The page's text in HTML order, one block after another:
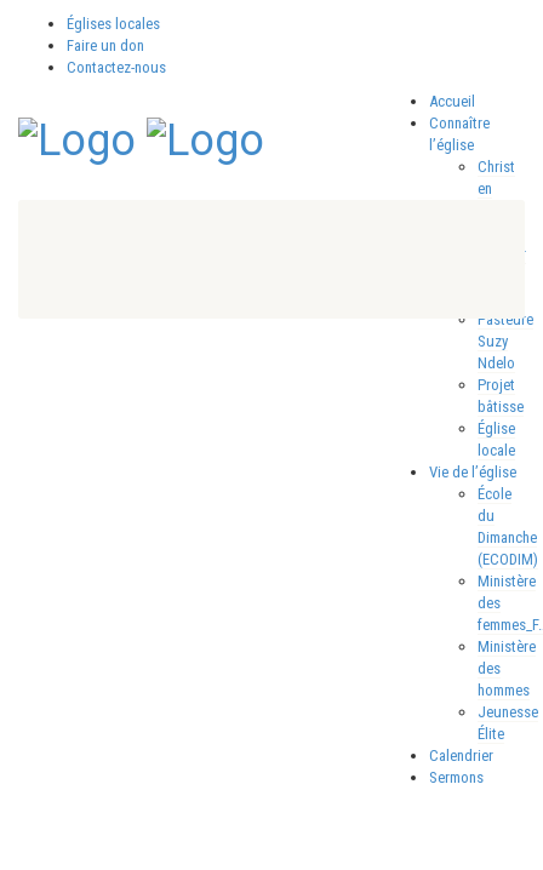
Églises locales
Faire un don
Contactez-nous
Accueil
Connaître
l’église
Christ
en
Pasteur
Pasteure
Suzy
Ndelo
Projet
bâtisse
Église
locale
Vie de l’église
École
du
Dimanche
(ECODIM)
Ministère
des
Ministère
des
hommes
Jeunesse
Élite
Calendrier
Sermons